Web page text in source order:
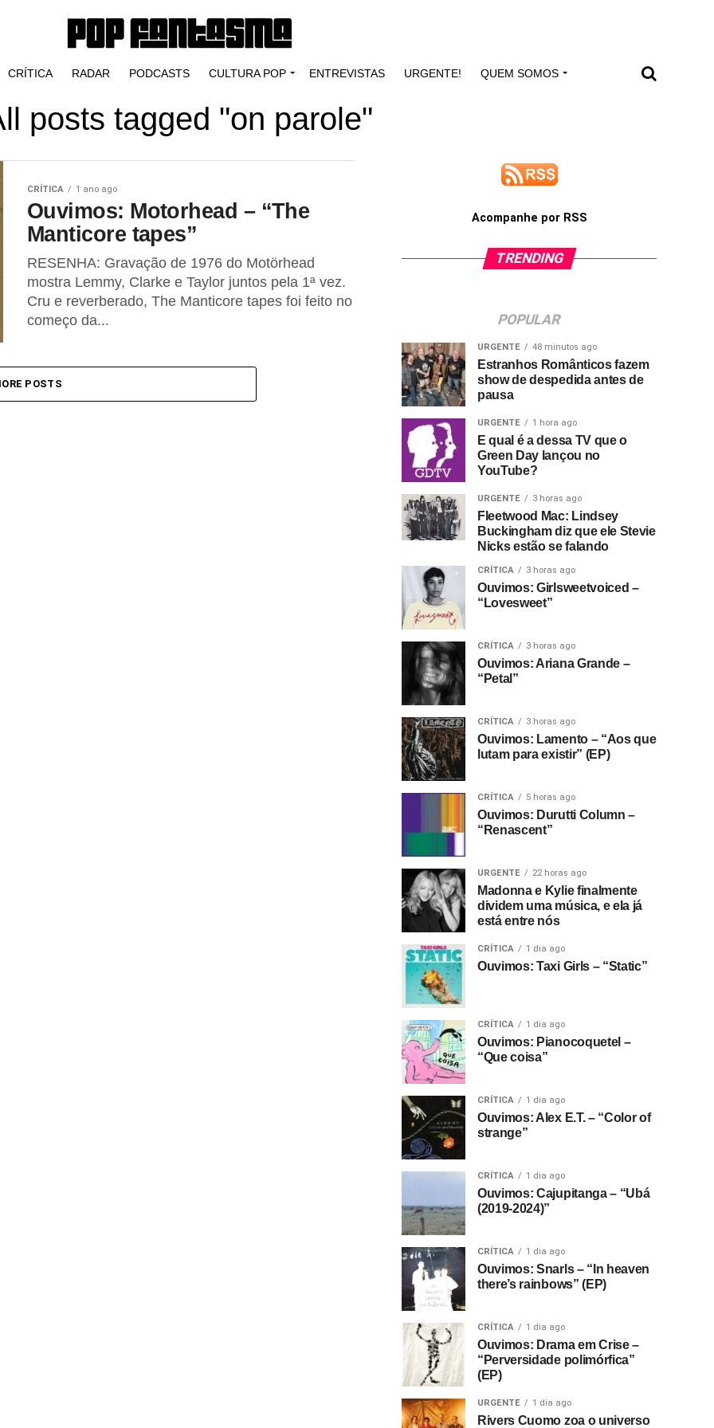
CRÍTICA RADAR PODCASTS CULTURA POP ENTREVISTAS URGENTE! QUEM SOMOS
posts tagged "on parole"
CRÍTICA 1 ano ago
Ouvimos: Motorhead – “The
Manticore tapes”
RESENHA: Gravação de 1976 do Motörhead
mostra Lemmy, Clarke e Taylor juntos pela 1ª vez.
Cru e reverberado, The Manticore tapes foi feito no
começo da...
POSTS
Acompanhe por RSS
TRENDING
POPULAR
URGENTE 48 minutos ago
Estranhos Românticos fazem
show de despedida antes de
pausa
URGENTE 1 hora ago
E qual é a dessa TV que o
Green Day lançou no
YouTube?
URGENTE 3 horas ago
Fleetwood Mac: Lindsey
Buckingham diz que ele Stevie
Nicks estão se falando
CRÍTICA 3 horas ago
Ouvimos: Girlsweetvoiced –
“Lovesweet”
CRÍTICA 3 horas ago
Ouvimos: Ariana Grande –
“Petal”
CRÍTICA 3 horas ago
Ouvimos: Lamento – “Aos que
lutam para existir” (EP)
CRÍTICA 5 horas ago
Ouvimos: Durutti Column –
“Renascent”
URGENTE 22 horas ago
Madonna e Kylie finalmente
dividem uma música, e ela já
está entre nós
CRÍTICA 1 dia ago
Ouvimos: Taxi Girls – “Static”
CRÍTICA 1 dia ago
Ouvimos: Pianocoquetel –
“Que coisa”
CRÍTICA 1 dia ago
Ouvimos: Alex E.T. – “Color of
strange”
CRÍTICA 1 dia ago
Ouvimos: Cajupitanga – “Ubá
(2019-2024)”
CRÍTICA 1 dia ago
Ouvimos: Snarls – “In heaven
there’s rainbows” (EP)
CRÍTICA 1 dia ago
Ouvimos: Drama em Crise –
“Perversidade polimórfica”
(EP)
URGENTE 1 dia ago
Rivers Cuomo zoa o universo